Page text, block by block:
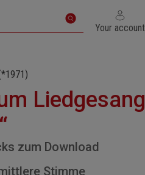
Your account
zum Download
Stimme